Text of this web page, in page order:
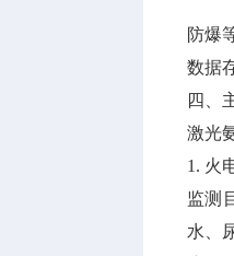
防爆
数据
四、
激光
1. 火
监测
水、